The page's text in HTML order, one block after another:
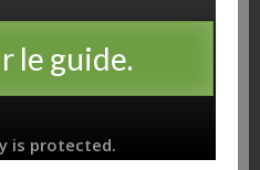
le guide.
is protected.